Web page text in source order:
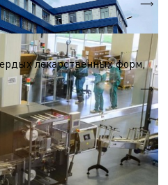
лекарственных форм,